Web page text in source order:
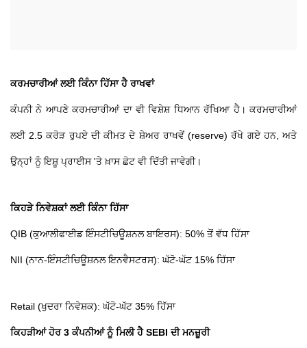
ਕਰਮਚਾਰੀਆਂ ਲਈ ਕਿੰਨਾ ਹਿੱਸਾ ਹੈ ਰਾਖਵਾਂ
ਕੰਪਨੀ ਨੇ ਆਪਣੇ ਕਰਮਚਾਰੀਆਂ ਦਾ ਵੀ ਵਿਸ਼ੇਸ਼ ਧਿਆਨ ਰੱਖਿਆ ਹੈ। ਕਰਮਚਾਰੀਆਂ
ਲਈ 2.5 ਕਰੋੜ ਰੁਪਏ ਦੀ ਕੀਮਤ ਦੇ ਸ਼ੇਅਰ ਰਾਖਵੇਂ (reserve) ਰੱਖੇ ਗਏ ਹਨ, ਅਤੇ
ਉਨ੍ਹਾਂ ਨੂੰ ਇਸ਼ੂ ਪ੍ਰਾਈਸ 'ਤੇ ਖ਼ਾਸ ਛੋਟ ਵੀ ਦਿੱਤੀ ਜਾਵੇਗੀ।
ਕਿਹੜੇ ਨਿਵੇਸ਼ਕਾਂ ਲਈ ਕਿੰਨਾ ਹਿੱਸਾ
QIB (ਕੁਆਲੀਫਾਈਡ ਇੰਸਟੀਚਿਊਸ਼ਨਲ ਬਾਇਰਸ): 50% ਤੋਂ ਵੱਧ ਹਿੱਸਾ
NII (ਨਾਨ-ਇੰਸਟੀਚਿਊਸ਼ਨਲ ਇਨਵੈਸਟਰਸ): ਘੱਟੋ-ਘੱਟ 15% ਹਿੱਸਾ
Retail (ਖੁਦਰਾ ਨਿਵੇਸ਼ਕ): ਘੱਟੋ-ਘੱਟ 35% ਹਿੱਸਾ
ਕਿਹੜੀਆਂ ਹੋਰ 3 ਕੰਪਨੀਆਂ ਨੂੰ ਮਿਲੀ ਹੈ SEBI ਦੀ ਮਨਜ਼ੂਰੀ